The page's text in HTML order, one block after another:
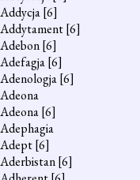
Addycja[6]
Addytament[6]
Adebon[6]
Adefagja[6]
Adenologja[6]
Adeona
Adeona[6]
Adephagia
Adept[6]
Aderbistan[6]